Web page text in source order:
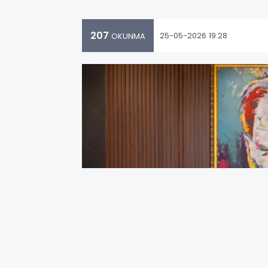
207 OKUNMA 25-05-2026 19:28